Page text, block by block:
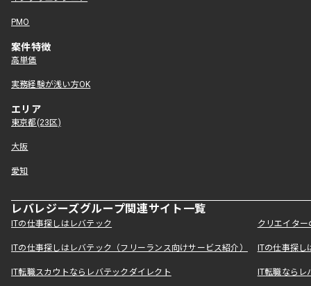
PMO
案件特徴
高単価
実務経験が浅い方OK
エリア
東京都(23区)
大阪
愛知
レバレジーズグループ関連サイト一覧
ITの仕事探しはレバテック クリエイタ
ITの仕事探しはレバテック（フリーランス向けサービス紹介） ITの仕事探
IT転職スカウトならレバテックダイレクト IT転職なら